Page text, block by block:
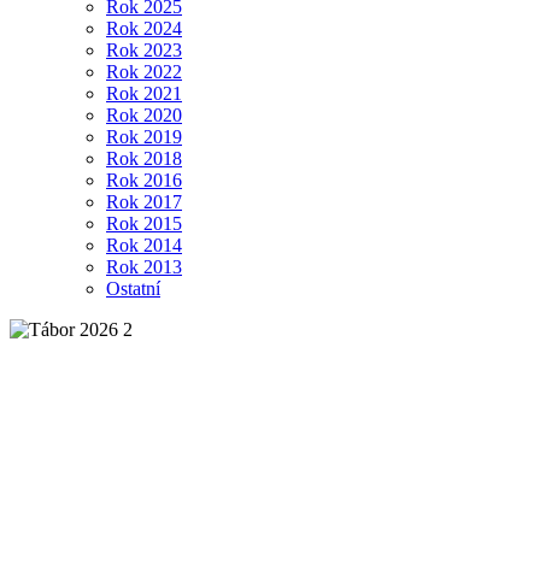
Rok 2025
Rok 2024
Rok 2023
Rok 2022
Rok 2021
Rok 2020
Rok 2019
Rok 2018
Rok 2016
Rok 2017
Rok 2015
Rok 2014
Rok 2013
Ostatní